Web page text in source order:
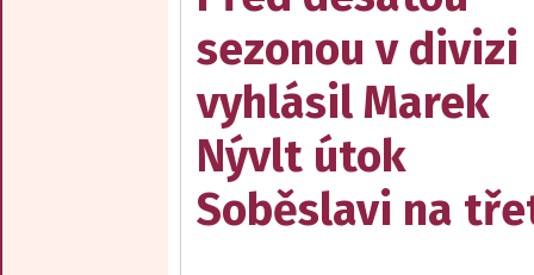
sezonou v divizi
vyhlásil Marek
Nývlt útok
Soběslavi na